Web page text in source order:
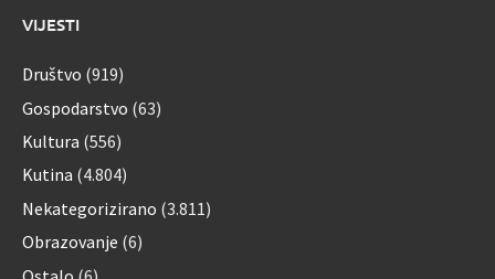
VIJESTI
Društvo (919)
Gospodarstvo (63)
Kultura (556)
Kutina (4.804)
Nekategorizirano (3.811)
Obrazovanje (6)